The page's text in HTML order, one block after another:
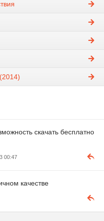
скачать бесплатно
00:47
качестве